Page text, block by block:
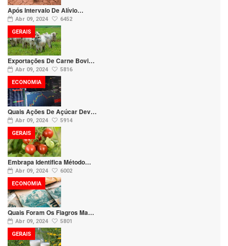
Após Intervalo De Alívio…
Abr 09, 2024 6452
Exportações De Carne Bovi…
Abr 09, 2024 5816
GERAIS
Quais Ações De Açúcar Dev…
Abr 09, 2024 5914
ECONOMIA
Embrapa Identifica Método…
Abr 09, 2024 6002
GERAIS
Quais Foram Os Fiagros Ma…
Abr 09, 2024 5801
ECONOMIA
GERAIS